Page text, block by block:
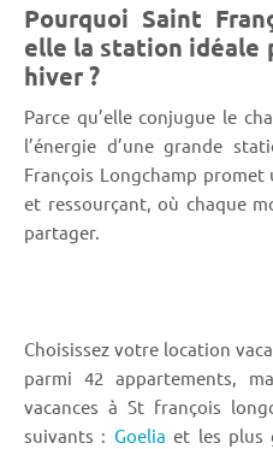
Pourquoi Saint
elle la station idéale
hiver ?
Parce qu’elle conjugue le
l’énergie d’une grande
François Longchamp
et ressourçant, où chaque
partager.
Choisissez votre location
parmi 42 appartements,
vacances à St françois
suivants : Goelia et les plus